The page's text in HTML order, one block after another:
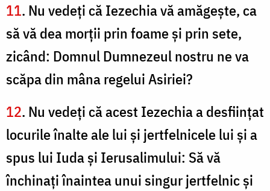
11. Nu vedeţi că Iezechia vă amăgeşte, ca
să vă dea morţii prin foame şi prin sete,
zicând: Domnul Dumnezeul nostru ne va
scăpa din mâna regelui Asiriei?
12. Nu vedeţi că acest Iezechia a desfiinţat
locurile înalte ale lui şi jertfelnicele lui şi a
spus lui Iuda şi Ierusalimului: Să vă
închinaţi înaintea unui singur jertfelnic şi